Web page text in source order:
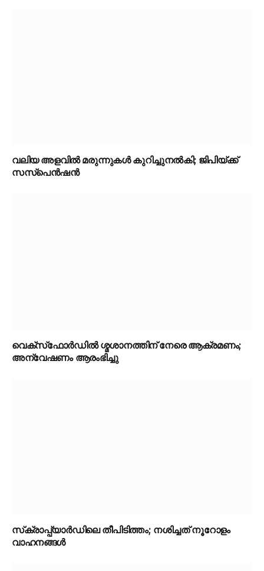
വലിയ അളവിൽ മരുന്നുകൾ കുറിച്ചുനൽകി; ജിപിയ്ക്ക്
സസ്‌പെൻഷൻ
വെക്‌സ്‌ഫോർഡിൽ ശ്മശാനത്തിന് നേരെ ആക്രമണം;
അന്വേഷണം ആരംഭിച്ചു
സ്‌ക്രാപ്പ്‌യാർഡിലെ തീപിടിത്തം; നശിച്ചത് നൂറോളം
വാഹനങ്ങൾ